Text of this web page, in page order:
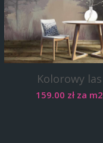
Kolorowy las
159.00 zł za m2